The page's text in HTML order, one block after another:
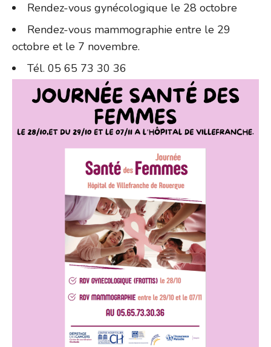
Rendez-vous gynécologique le 28 octobre
Rendez-vous mammographie entre le 29
octobre et le 7 novembre.
Tél. 05 65 73 30 36